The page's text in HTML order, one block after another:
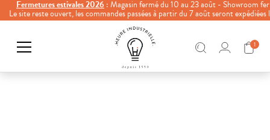
Fermetures estivales 2026 : Magasin fermé du 10 au 23 août - Showroom
Le site reste ouvert, les commandes passées à partir du 7 août seront
1